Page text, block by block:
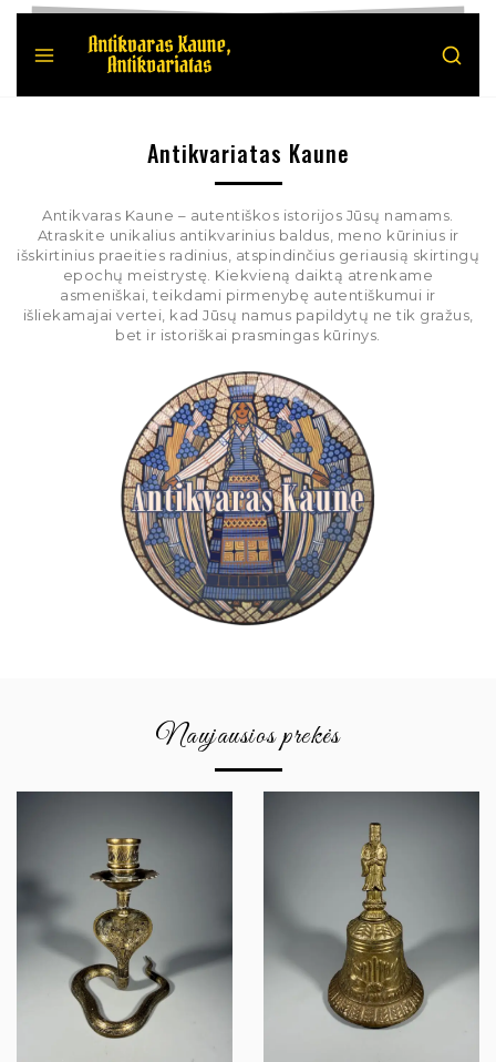
Antikvariatas Kaune
Antikvaras Kaune – autentiškos istorijos Jūsų namams.
Atraskite unikalius antikvarinius baldus, meno kūrinius ir
išskirtinius praeities radinius, atspindinčius geriausią skirtingų
epochų meistrystę. Kiekvieną daiktą atrenkame
asmeniškai, teikdami pirmenybę autentiškumui ir
išliekamajai vertei, kad Jūsų namus papildytų ne tik gražus,
bet ir istoriškai prasmingas kūrinys.
Naujausios prekės